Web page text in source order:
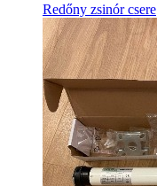
Redőny zsinór csere